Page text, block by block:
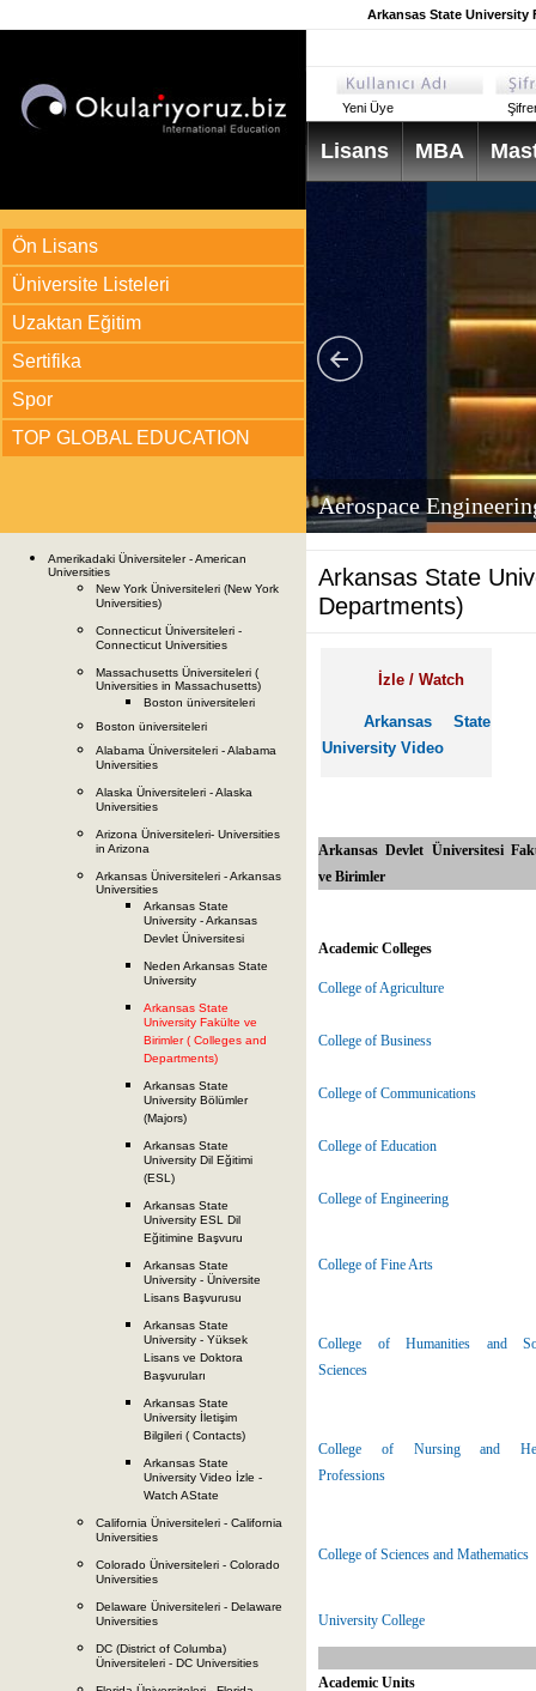
Arkansas State University
Ön Lisans
Üniversite Listeleri
Uzaktan Eğitim
Sertifika
Spor
TOP GLOBAL EDUCATION
Amerikadaki Üniversiteler - American
Universities
New York Üniversiteleri (New York
Universities)
Connecticut Üniversiteleri -
Connecticut Universities
Massachusetts Üniversiteleri (
Universities in Massachusetts)
Boston üniversiteleri
Boston üniversiteleri
Alabama Üniversiteleri - Alabama
Universities
Alaska Üniversiteleri - Alaska
Universities
Arizona Üniversiteleri- Universities
in Arizona
Arkansas Üniversiteleri - Arkansas
Universities
Arkansas State
University - Arkansas
Devlet Üniversitesi
Neden Arkansas State
University
Arkansas State
University Fakülte ve
Birimler ( Colleges and
Departments)
Arkansas State
University Bölümler
(Majors)
Arkansas State
University Dil Eğitimi
(ESL)
Arkansas State
University ESL Dil
Eğitimine Başvuru
Arkansas State
University - Üniversite
Lisans Başvurusu
Arkansas State
University - Yüksek
Lisans ve Doktora
Başvuruları
Arkansas State
University İletişim
Bilgileri ( Contacts)
Arkansas State
University Video İzle -
Watch AState
California Üniversiteleri - California
Universities
Colorado Üniversiteleri - Colorado
Universities
Delaware Üniversiteleri - Delaware
Universities
DC (District of Columba)
Üniversiteleri - DC Universities
Yeni Üye
Lisans MBA
Aerospace
Arkansas State
Departments)
İzle / Watch
Arkansas State
University Video
Arkansas Devlet Üniversitesi
ve Birimler
Academic Colleges
College of Agriculture
College of Business
College of Communications
College of Education
College of Engineering
College of Fine Arts
College of Humanities and
Sciences
College of Nursing and
Professions
College of Sciences and Mathematics
University College
Academic Units